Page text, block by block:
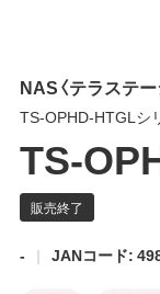
NAS〈テラステ
TS-OPHD-HTGLシ
TS-
- JANコード: